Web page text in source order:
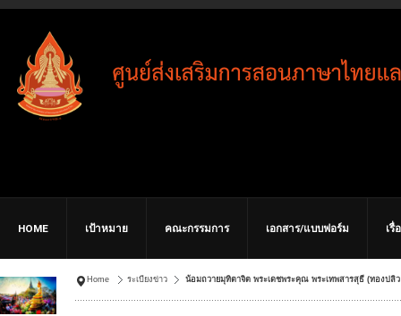
HOME เป้าหมาย คณะกรรมการ เอกสาร/แบบฟอร์ม เรื่
Home ระเบียงข่าว น้อมถวายมุทิตาจิต พระเดชพระคุณ พระเทพสารสุธี (ทองปลิ